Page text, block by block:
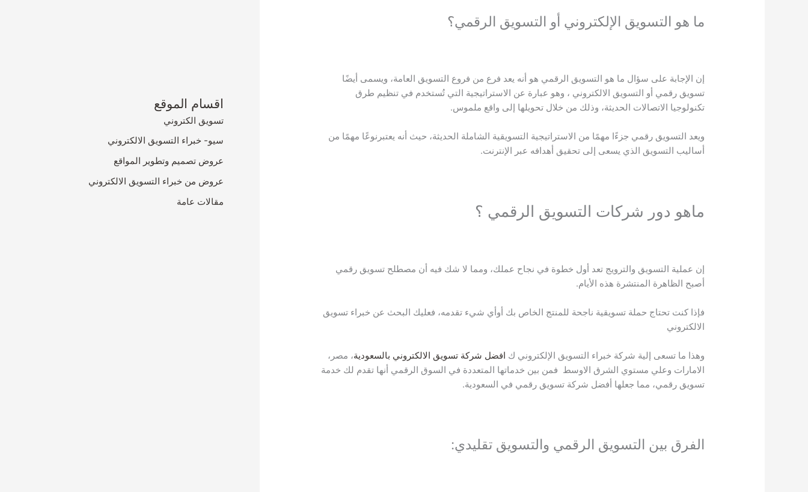
ما هو التسويق الإلكتروني أو التسويق الرقمي؟
إن الإجابة على سؤال ما هو التسويق الرقمي هو أنه يعد فرع من فروع التسويق العامة، ويسمى أيضًا
تسويق رقمي أو التسويق الالكتروني ، وهو عبارة عن الاستراتيجية التي تُستخدم في تنظيم طرق
تكنولوجيا الاتصالات الحديثة، وذلك من خلال تحويلها إلى واقع ملموس.
ويعد التسويق رقمي جزءًا مهمًا من الاستراتيجية التسويقية الشاملة الحديثة، حيث أنه يعتبرنوعًا مهمًا من
أساليب التسويق الذي يسعى إلى تحقيق أهدافه عبر الإنترنت.
ماهو دور شركات التسويق الرقمي ؟
إن عملية التسويق والترويج تعد أول خطوة في نجاح عملك، ومما لا شك فيه أن مصطلح تسويق رقمي
أصبح الظاهرة المنتشرة هذه الأيام.
فإذا كنت تحتاج حملة تسويقية ناجحة للمنتج الخاص بك أوأي شيء تقدمه، فعليك البحث عن خبراء تسويق
الالكتروني
وهذا ما تسعى إلية شركة خبراء التسويق الإلكتروني ك افضل شركة تسويق الالكتروني بالسعودية، مصر،
الامارات وعلي مستوي الشرق الاوسط فمن بين خدماتها المتعددة في السوق الرقمي أنها تقدم لك خدمة
تسويق رقمي، مما جعلها أفضل شركة تسويق رقمي في السعودية.
الفرق بين التسويق الرقمي والتسويق تقليدي:
اقسام الموقع
تسويق الكتروني
سيو- خبراء التسويق الالكتروني
عروض تصميم وتطوير المواقع
عروض من خبراء التسويق الالكتروني
مقالات عامة